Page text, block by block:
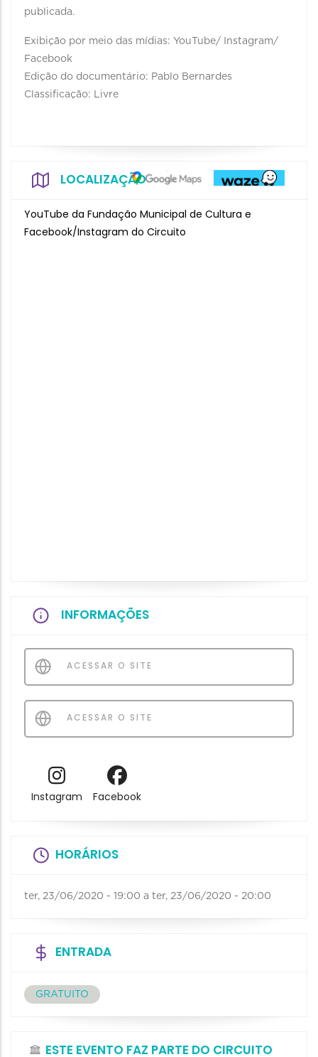
publicada.
Exibição por meio das mídias: YouTube/ Instagram/
Facebook
Edição do documentário: Pablo Bernardes
Classificação: Livre
LOCALIZAÇÃO
YouTube da Fundação Municipal de Cultura e
Facebook/Instagram do Circuito
INFORMAÇÕES
ACESSAR O SITE
ACESSAR O SITE
Instagram Facebook
HORÁRIOS
ter, 23/06/2020 - 19:00 a ter, 23/06/2020 - 20:00
ENTRADA
GRATUITO
ESTE EVENTO FAZ PARTE DO CIRCUITO